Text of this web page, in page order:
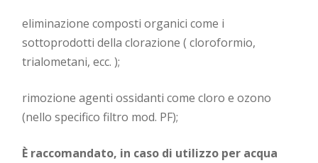
eliminazione composti organici come i
sottoprodotti della clorazione ( cloroformio,
trialometani, ecc. );
rimozione agenti ossidanti come cloro e ozono
(nello specifico filtro mod. PF);
È raccomandato, in caso di utilizzo per acqua